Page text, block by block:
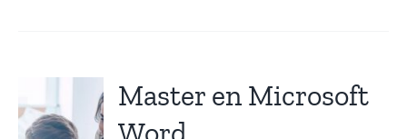
Master en Microsoft